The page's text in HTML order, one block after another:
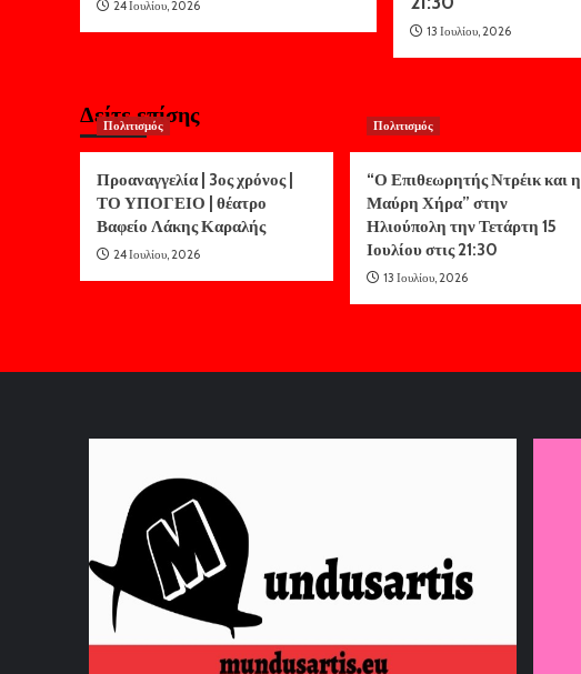
24 Ιουλίου, 2026
13 Ιουλίου, 2026
Δείτε επίσης
Πολιτισμός
Προαναγγελία | 3ος χρόνος |
ΤΟ ΥΠΟΓΕΙΟ | θέατρο
Βαφείο Λάκης Καραλής
24 Ιουλίου, 2026
Πολιτισμός
“Ο Επιθεωρητής Ντρέικ και η
Μαύρη Χήρα” στην
Ηλιούπολη την Τετάρτη 15
Ιουλίου στις 21:30
13 Ιουλίου, 2026